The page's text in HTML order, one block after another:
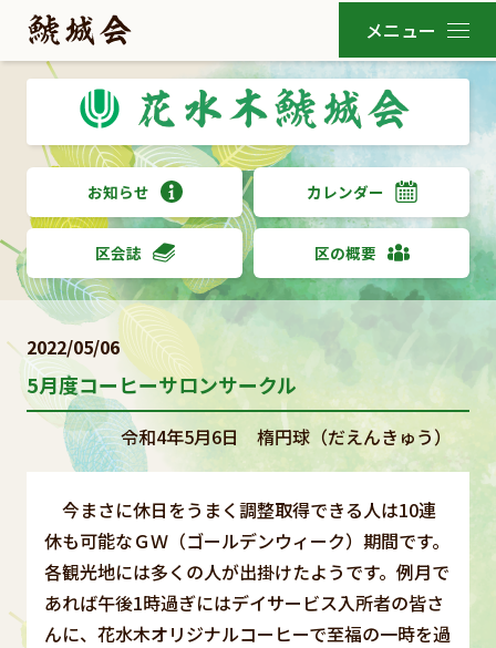
お知らせ カレンダー
区会誌 区の概要
2022/05/06
5月度コーヒーサロンサークル
令和4年5月6日 楕円球（だえんきゅう）
今まさに休日をうまく調整取得できる人は10連
休も可能なＧＷ（ゴールデンウィーク）期間です。
各観光地には多くの人が出掛けたようです。例月で
あれば午後1時過ぎにはデイサービス入所者の皆さ
んに、花水木オリジナルコーヒーで至福の一時を過